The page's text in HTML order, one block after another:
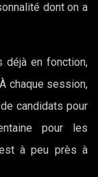
dont on a
en fonction,
chaque session,
candidats pour
pour les
à peu près à